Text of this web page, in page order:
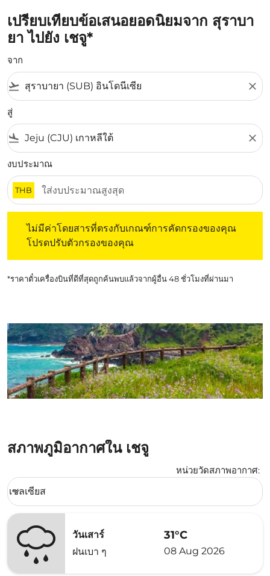
เปรียบเทียบข้อเสนอยอดนิยมจาก สุราบา
ยา ไปยัง เชจู*
จาก
flight_takeoff close
สู่
flight_land close
งบประมาณ
THB
ไม่มีค่าโดยสารที่ตรงกับเกณฑ์การคัดกรองของคุณ
โปรดปรับตัวกรองของคุณ
*ราคาตั๋วเครื่องบินที่ดีที่สุดถูกค้นพบแล้วจากผู้อื่น 48 ชั่วโมงที่ผ่านมา
สภาพภูมิอากาศใน เชจู
หน่วยวัดสภาพอากาศ:
Weather unit option เซลเซียส Selected
เซลเซียส
keyboard_arrow_down
วันเสาร์
ฝนเบา ๆ
31°C
08 Aug 2026